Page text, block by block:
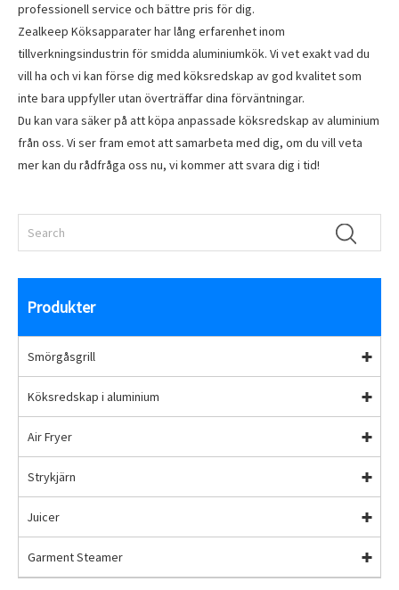
professionell service och bättre pris för dig.
Zealkeep Köksapparater har lång erfarenhet inom
tillverkningsindustrin för smidda aluminiumkök. Vi vet exakt vad du
vill ha och vi kan förse dig med köksredskap av god kvalitet som
inte bara uppfyller utan överträffar dina förväntningar.
Du kan vara säker på att köpa anpassade köksredskap av aluminium
från oss. Vi ser fram emot att samarbeta med dig, om du vill veta
mer kan du rådfråga oss nu, vi kommer att svara dig i tid!
Produkter
Smörgåsgrill
Köksredskap i aluminium
Air Fryer
Strykjärn
Juicer
Garment Steamer